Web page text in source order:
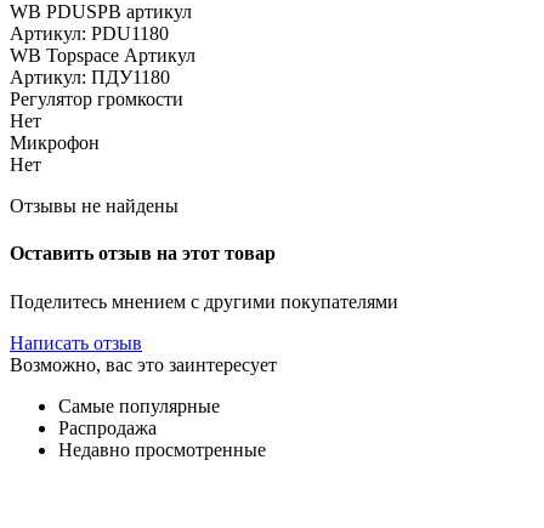
WB PDUSPB артикул
Артикул: PDU1180
WB Topspace Артикул
Артикул: ПДУ1180
Регулятор громкости
Нет
Микрофон
Нет
Отзывы не найдены
Оставить отзыв на этот товар
Поделитесь мнением с другими покупателями
Написать отзыв
Возможно, вас это заинтересует
Самые популярные
Распродажа
Недавно просмотренные